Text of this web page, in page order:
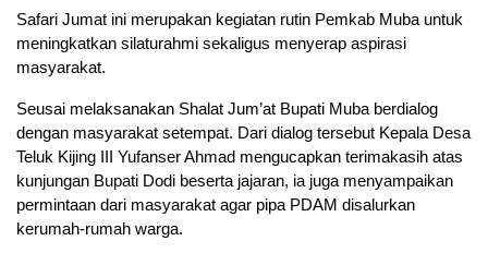
Safari Jumat ini merupakan kegiatan rutin Pemkab Muba untuk
meningkatkan silaturahmi sekaligus menyerap aspirasi
masyarakat.
Seusai melaksanakan Shalat Jum’at Bupati Muba berdialog
dengan masyarakat setempat. Dari dialog tersebut Kepala Desa
Teluk Kijing III Yufanser Ahmad mengucapkan terimakasih atas
kunjungan Bupati Dodi beserta jajaran, ia juga menyampaikan
permintaan dari masyarakat agar pipa PDAM disalurkan
kerumah-rumah warga.